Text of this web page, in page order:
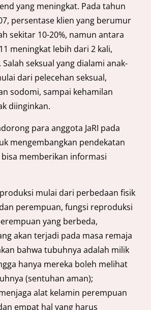
yang meningkat. Pada tahun
persentase klien yang berumur
sekitar 10-20%, namun antara
meningkat lebih dari 2 kali,
Salah seksual yang dialami anak-
dari pelecehan seksual,
sodomi, sampai kehamilan
diinginkan.
para anggota JaRI pada
mengembangkan pendekatan
memberikan informasi
mulai dari perbedaan fisik
perempuan, fungsi reproduksi
yang berbeda,
akan terjadi pada masa remaja
bahwa tubuhnya adalah milik
hanya mereka boleh melihat
(sentuhan aman);
alat kelamin perempuan
empat hal yang harus